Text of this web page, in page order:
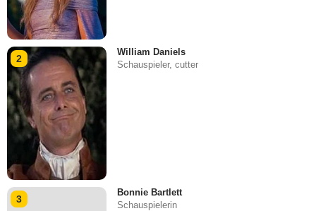
2
William Daniels
Schauspieler, cutter
3
Bonnie Bartlett
Schauspielerin